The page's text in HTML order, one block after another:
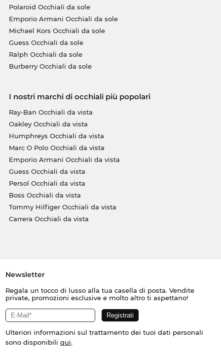
Polaroid Occhiali da sole
Emporio Armani Occhiali da sole
Michael Kors Occhiali da sole
Guess Occhiali da sole
Ralph Occhiali da sole
Burberry Occhiali da sole
I nostri marchi di occhiali più popolari
Ray-Ban Occhiali da vista
Oakley Occhiali da vista
Humphreys Occhiali da vista
Marc O Polo Occhiali da vista
Emporio Armani Occhiali da vista
Guess Occhiali da vista
Persol Occhiali da vista
Boss Occhiali da vista
Tommy Hilfiger Occhiali da vista
Carrera Occhiali da vista
Newsletter
Regala un tocco di lusso alla tua casella di posta. Vendite
private, promozioni esclusive e molto altro ti aspettano!
Ulteriori informazioni sul trattamento dei tuoi dati personali
sono disponibili qui.